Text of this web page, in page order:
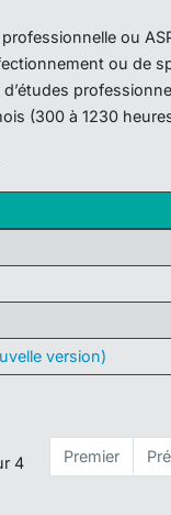
ou
ou de
(300 à 1230
version)
4 Premier